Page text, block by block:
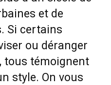
et de
Si certains
ou déranger
tous témoignent
style. On vous